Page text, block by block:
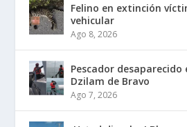
Felino en extinción
vehicular
Ago 8, 2026
Pescador
Dzilam de Bravo
Ago 7, 2026